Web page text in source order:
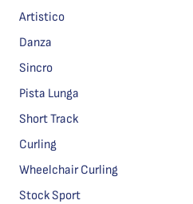
Artistico
Danza
Sincro
Pista Lunga
Short Track
Curling
Wheelchair Curling
Stock Sport